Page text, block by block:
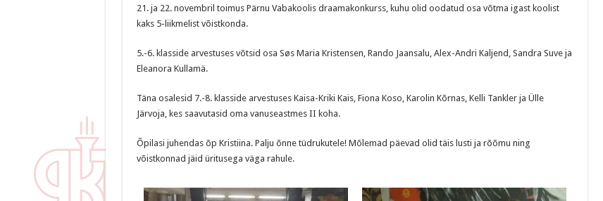
21. ja 22. novembril toimus Pärnu Vabakoolis draamakonkurss, kuhu olid oodatud osa võtma igast koolist
kaks 5-liikmelist võistkonda.
5.-6. klasside arvestuses võtsid osa Søs Maria Kristensen, Rando Jaansalu, Alex-Andri Kaljend, Sandra Suve ja
Eleanora Kullamä.
Täna osalesid 7.-8. klasside arvestuses Kaisa-Kriki Kais, Fiona Koso, Karolin Kõrnas, Kelli Tankler ja Ülle
Järvoja, kes saavutasid oma vanuseastmes II koha.
Õpilasi juhendas õp Kristiina. Palju õnne tüdrukutele! Mõlemad päevad olid täis lusti ja rõõmu ning
võistkonnad jäid üritusega väga rahule.